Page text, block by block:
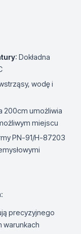
: Dokładna
wodę i
200cm umożliwia
miejscu
PN-91/H-87203
precyzyjnego
warunkach